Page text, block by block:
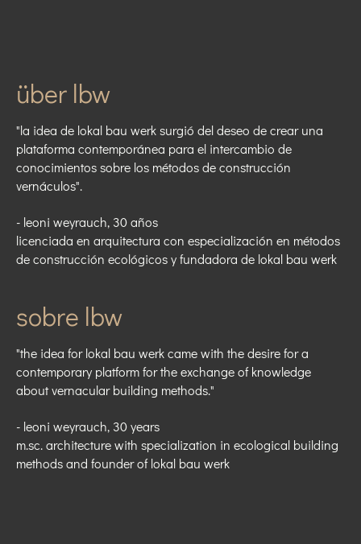
über lbw
"la idea de lokal bau werk surgió del deseo de crear una
plataforma contemporánea para el intercambio de
conocimientos sobre los métodos de construcción
vernáculos".
- leoni weyrauch, 30 años
licenciada en arquitectura con especialización en métodos
de construcción ecológicos y fundadora de lokal bau werk
sobre lbw
"the idea for lokal bau werk came with the desire for a
contemporary platform for the exchange of knowledge
about vernacular building methods."
- leoni weyrauch, 30 years
m.sc. architecture with specialization in ecological building
methods and founder of lokal bau werk